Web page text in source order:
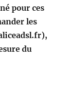
pour ces
les
du